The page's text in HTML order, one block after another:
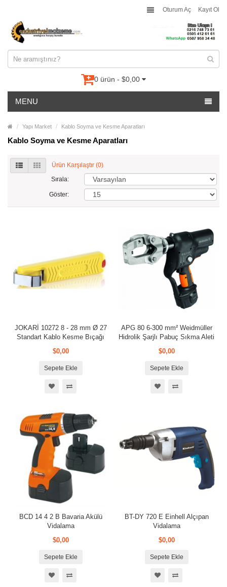
Oturum Aç Kayıt Ol
0 ürün - $0,00
MENU
Yapı Market Kablo Soyma ve Kesme Aparatları
Kablo Soyma ve Kesme Aparatları
Ürün Karşılaştır (0)
Sırala:
Göster:
JOKARİ 10272 8 - 28 mm Ø 27
Standart Kablo Kesme Bıçağı
$0,00
Sepete Ekle
APG 80 6-300 mm² Weidmüller
Hidrolik Şarjlı Pabuç Sıkma Aleti
$0,00
Sepete Ekle
BCD 14 4 2 B Bavaria Akülü
Vidalama
$0,00
Sepete Ekle
BT-DY 720 E Einhell Alçıpan
Vidalama
$0,00
Sepete Ekle